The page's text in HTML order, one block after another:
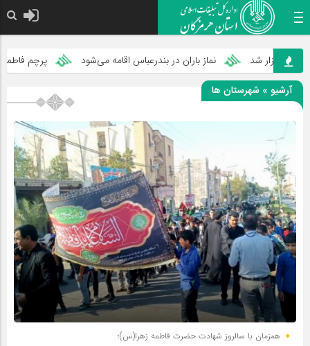
شد نماز باران در بندرعباس اقامه می‌شود پرچم فاطمیه بر
آرشیو » شهرستان ها
همزمان با سالروز شهادت حضرت فاطمه زهرا(س)؛